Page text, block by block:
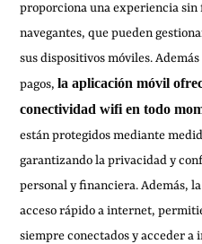
proporciona una experiencia
navegantes, que pueden
sus dispositivos móviles.
pagos,la aplicación móvil
conectividad wifi en todo
están protegidos mediante
garantizando la privacidad y
personal y financiera. Además,
acceso rápido a internet,
siempre conectados y acceder